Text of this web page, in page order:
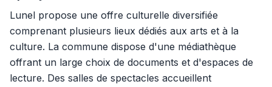
Lunel propose une offre culturelle diversifiée
comprenant plusieurs lieux dédiés aux arts et à la
culture. La commune dispose d'une médiathèque
offrant un large choix de documents et d'espaces de
lecture. Des salles de spectacles accueillent